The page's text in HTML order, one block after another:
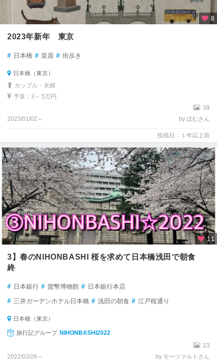
8
2023年新年 東京
# 日本橋 # 皇居 # 街歩き
日本橋（東京）
カップル・夫婦
予算：3～ 5万円
39
2023/01/02～
by ぽむさん
投稿日：１年以上前
11
3】春のNIHONBASHI 桜を求めて日本橋浅田で朝食
終
# 日本銀行 # 貨幣博物館 # 日本銀行本店
# 三井ガーデンホテル日本橋 # 浅田の朝食 # 江戸桜通り
日本橋（東京）
旅行記グループ NIHONBASHI2022
23
2022/03/26～
by モーツァルトさん